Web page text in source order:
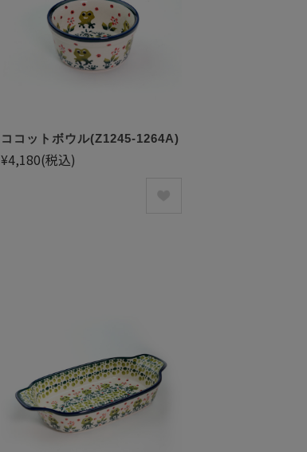
ココットボウル(Z1245-1264A)
¥4,180(税込)